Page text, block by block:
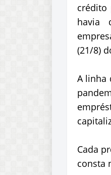
crédito
havia
(21/8)
A linha
Cada
consta